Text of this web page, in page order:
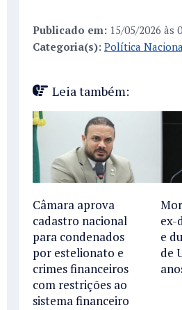
Publicado em: 15/05/2026 às
Categoria(s): Política
Leia também:
Câmara aprova
cadastro nacional
para condenados
por estelionato e
crimes financeiros
com restrições ao
sistema financeiro
ex-
e
de